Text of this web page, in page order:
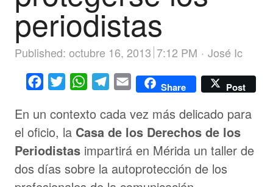
periodistas
Published: octubre 16, 2013 7:12 PM Author
José Ic
Facebook
Twitter WhatsAppTelegram
Email Share Post
En un contexto cada vez más delicado para
el oficio, la Casa de los Derechos de los
Periodistas impartirá en Mérida un taller de
dos días sobre la autoprotección de los